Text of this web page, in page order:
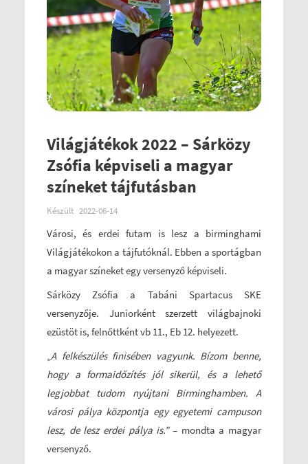
Világjátékok 2022 – Sárközy
Zsófia képviseli a magyar
színeket tájfutásban
Készült 2022-06-14
Városi, és erdei futam is lesz a birminghami
Világjátékokon a tájfutóknál. Ebben a sportágban
a magyar színeket egy versenyző képviseli.
Sárközy Zsófia a Tabáni Spartacus SKE
versenyzője. Juniorként szerzett világbajnoki
ezüstöt is, felnőttként vb 11., Eb 12. helyezett.
A felkészülés finisében vagyunk. Bízom benne,
hogy a formaidőzítés jól sikerül, és a lehető
legjobbat tudom nyújtani Birminghamben. A
városi pálya központja egy egyetemi campuson
lesz, de lesz erdei pálya is.”– mondta a magyar
versenyző.